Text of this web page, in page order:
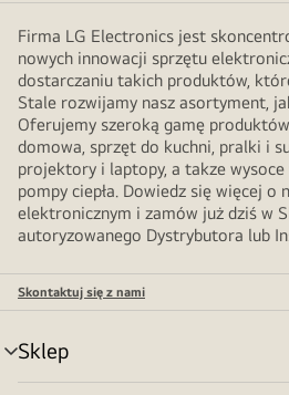
Firma LG Electronics jest
nowych innowacji sprzętu
dostarczaniu takich produktów,
Stale rozwijamy nasz asortyment,
Oferujemy szeroką gamę
domowa, sprzęt do kuchni, pralki i
projektory i laptopy, a takze
pompy ciepła. Dowiedz się więcej o
elektronicznym i zamów już dziś w
autoryzowanego Dystrybutora lub
Skontaktuj się z nami
Sklep
Przełącznik
menu